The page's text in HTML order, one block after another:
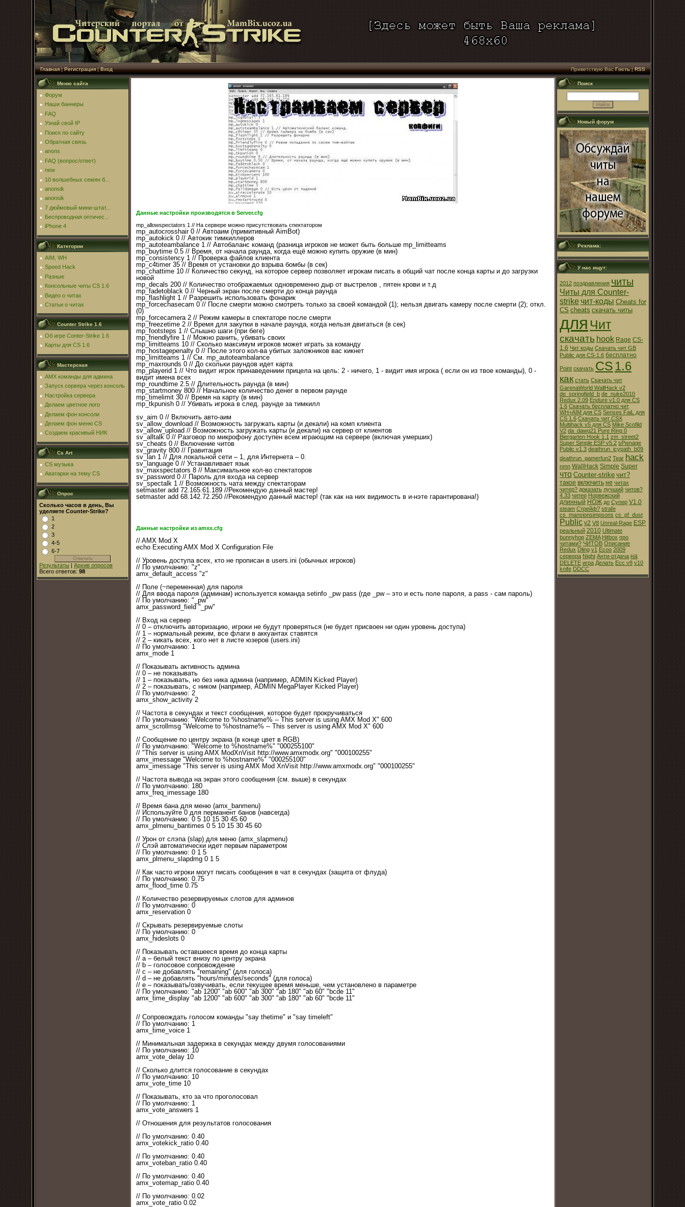
Главная|Регистрация|Вход Приветствую Вас Гость|RSS
Меню сайта
Форум
Наши баннеры
FAQ
Узнай свой IP
Поиск по сайту
Обратная связь
anons
FAQ (вопрос/ответ)
new
10 волшебных семян б...
anonsik
anonsik
7 дюймовый мини-штат...
Беспроводная оптичес...
iPhone 4
Категории
AIM, WH
Speed Hack
Разные
Консольные читы CS 1.6
Видео о читах
Статьи о читах
Counter Strike 1.6
Об игре Conter-Strike 1.6
Карты для CS 1.6
Мастерская
AMX команды для админа
Запуск сервера через консоль
Настройка сервера
Делаем цветное лого
Делаем фон консоли
Делаем фон меню CS
Создаем красивый НИК
Cs Art
CS музыка
Аватарки на тему CS
Опрос
Сколько часов в день, Вы
уделяете Counter-Strike?
1
2
3
4-5
6-7
Результаты | Архив опросов
Всего ответов: 98
Данные настройки производятся в Server.cfg
mp_allowspectators 1 // На сервере можно присутствовать спектатором
mp_autocrosshair 0 // Автоаим (примитивный AimBot)
mp_autokick 0 // Автокик тимкиллеров
mp_autoteambalance 1 // Автобаланс команд (разница игроков не может быть больше mp_limitteams
mp_buytime 0.5 // Время, от начала раунда, когда ещё можно купить оружие (в мин)
mp_consistency 1 // Проверка файлов клиента
mp_c4timer 35 // Время от установки до взрыва бомбы (в сек)
mp_chattime 10 // Количество секунд, на которое сервер позволяет игрокам писать в общий чат после конца карты и до загрузки
новой
mp_decals 200 // Количество отображаемых одновременно дыр от выстрелов , пятен крови и т.д
mp_fadetoblack 0 // Черный экран после смерти до конца раунда
mp_flashlight 1 // Разрешить использовать фонарик
mp_forcechasecam 0 // После смерти можно смотреть только за своей командой (1); нельзя двигать камеру после смерти (2); откл.
(0)
mp_forcecamera 2 // Режим камеры в спектаторе после смерти
mp_freezetime 2 // Время для закупки в начале раунда, когда нельзя двигаться (в сек)
mp_footsteps 1 // Слышно шаги (при беге)
mp_friendlyfire 1 // Можно ранить, убивать своих
mp_limitteams 10 // Сколько максимум игроков может играть за команду
mp_hostagepenalty 0 // После этого кол-ва убитых заложников вас кикнет
mp_limitteams 1 // См. mp_autoteambalance
mp_maxrounds 0 // До скольки раундов идет карта
mp_playerid 1 // Что видит игрок принаведениии прицела на цель: 2 - ничего, 1 - видит имя игрока ( если он из твое команды), 0 -
видит имена всех
mp_roundtime 2.5 // Длительность раунда (в мин)
mp_startmoney 800 // Начальное количество денег в первом раунде
mp_timelimit 30 // Время на карту (в мин)
mp_tkpunish 0 // Убивать игрока в след. раунде за тимкилл
sv_aim 0 // Включить авто-аим
sv_allow_download // Возможность загружать карты (и декали) на комп клиента
sv_allow_upload // Возможность загружать карты (и декали) на сервер от клиентов
sv_alltalk 0 // Разговор по микрофону доступен всем играющим на сервере (включая умерших)
sv_cheats 0 // Включение читов
sv_gravity 800 // Гравитация
sv_lan 1 // Для локальной сети – 1, для Интернета – 0.
sv_language 0 // Устанавливает язык
sv_maxspectators 8 // Максимальное кол-во спектаторов
sv_password 0 // Пароль для входа на сервер
sv_spectalk 1 // Возможность чата между спектаторам
setmaster add 72.165.61.189 //Рекомендую данный мастер!
setmaster add 68.142.72.250 //Рекомендую данный мастер! (так как на них видимость в и-нэте гарантирована!)
Данные настройки из amxx.cfg
// AMX Mod X
echo Executing AMX Mod X Configuration File
// Уровень доступа всех, кто не прописан в users.ini (обычных игроков)
// По умолчанию: "z"
amx_default_access "z"
// Поле (~переменная) для пароля
// Для ввода пароля (админам) используется команда setinfo _pw pass (где _pw – это и есть поле пароля, а pass - сам пароль)
// По умолчанию: "_pw"
amx_password_field "_pw"
// Вход на сервер
// 0 – отключить авторизацию, игроки не будут проверяться (не будет присвоен ни один уровень доступа)
// 1 – нормальный режим, все флаги в аккуантах ставятся
// 2 – кикать всех, кого нет в листе юзеров (users.ini)
// По умолчанию: 1
amx_mode 1
// Показывать активность админа
// 0 – не показывать
// 1 – показывать, но без ника админа (например, ADMIN Kicked Player)
// 2 – показывать, с ником (например, ADMIN MegaPlayer Kicked Player)
// По умолчанию: 2
amx_show_activity 2
// Частота в секундах и текст сообщения, которое будет прокручиваться
// По умолчанию: "Welcome to %hostname% -- This server is using AMX Mod X" 600
amx_scrollmsg "Welcome to %hostname% -- This server is using AMX Mod X" 600
// Сообщение по центру экрана (в конце цвет в RGB)
// По умолчанию: "Welcome to %hostname%" "000255100"
// "This server is using AMX ModXnVisit http://www.amxmodx.org" "000100255"
amx_imessage "Welcome to %hostname%" "000255100"
amx_imessage "This server is using AMX Mod XnVisit http://www.amxmodx.org" "000100255"
// Частота вывода на экран этого сообщения (см. выше) в секундах
// По умолчанию: 180
amx_freq_imessage 180
// Время бана для меню (amx_banmenu)
// Используйте 0 для перманент банов (навсегда)
// По умолчанию: 0 5 10 15 30 45 60
amx_plmenu_bantimes 0 5 10 15 30 45 60
// Урон от слэпа (slap) для меню (amx_slapmenu)
// Слэй автоматически идет первым параметром
// По умолчанию: 0 1 5
amx_plmenu_slapdmg 0 1 5
// Как часто игроки могут писать сообщения в чат в секундах (защита от флуда)
// По умолчанию: 0.75
amx_flood_time 0.75
// Количество резервируемых слотов для админов
// По умолчанию: 0
amx_reservation 0
// Скрывать резервируемые слоты
// По умолчанию: 0
amx_hideslots 0
// Показывать оставшееся время до конца карты
// a – белый текст внизу по центру экрана
// b – голосовое сопровождение
// c – не добавлять "remaining" (для голоса)
// d – не добавлять "hours/minutes/seconds" (для голоса)
// e – показывать/озвучивать, если текущее время меньше, чем установлено в параметре
// По умолчанию: "ab 1200" "ab 600" "ab 300" "ab 180" "ab 60" "bcde 11"
amx_time_display "ab 1200" "ab 600" "ab 300" "ab 180" "ab 60" "bcde 11"
// Сопровождать голосом команды "say thetime" и "say timeleft"
// По умолчанию: 1
amx_time_voice 1
// Минимальная задержка в секундах между двумя голосованиями
// По умолчанию: 10
amx_vote_delay 10
// Сколько длится голосование в секундах
// По умолчанию: 10
amx_vote_time 10
// Показывать, кто за что проголосовал
// По умолчанию: 1
amx_vote_answers 1
// Отношения для результатов голосования
// По умолчанию: 0.40
amx_votekick_ratio 0.40
// По умолчанию: 0.40
amx_voteban_ratio 0.40
// По умолчанию: 0.40
amx_votemap_ratio 0.40
// По умолчанию: 0.02
amx_vote_ratio 0.02
Поиск
Новый форум
Реклама:
У нас ищут:
2012 поздравления читы
Читы для Counter-
strike чит-коды Cheats for
CS cheats скачать читы
для Чит
скачать hook Rage CS-
1.6 Чит коды Скачать чит GB
Public для CS-1.6 бесплатно
Point cкачать CS 1.6
как стать Скачать чит
GarenaWorld WallHack v2
de_springfield_b de_nuke2010
Redux 2.09 Endure v1.0 для CS
1.6 Скачать бесплатно чит
WH+AIM для CS Senses FaiL для
CS 1.6 Скачать чит CSX
Multihack v5 для CS Mike Scofild
V2 da_dawg21 Pure Ring 0
Biergarten Hook 1.1 zm_street2
Super Simple ESP v5.2 sPwnage
Public v1.3 deathrun_icypath_b09
deathrun_gamerfun2 Tear hack
nmn WallHack Simple Super
что Counter-strike чит?
такое включить не читах
читер? доказать лучший читов?
4.33 читер Норвежский
длинный НОЖ до Супер V1.0
steam Стрейф? strafe
cs_mansionsimpsons cs_pf_dust
Public v2 V8 Unreal-Rage ESP
реальный 2010 Ultimate
bunnyhop ZEMA Hitbox про
читами? ЧИТОВ Описание
Redux Dling v1 Ecoo 2009
сервера Night Анти-отдача на
DELETE игра Делать Ecc v8 v10
knife DDCC